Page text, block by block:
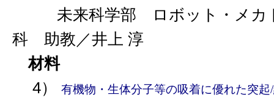
未来科学部 ロボット・メカ
科 助教／井上 淳
材料
4）
有機物・生体分子等の吸着に優れた突